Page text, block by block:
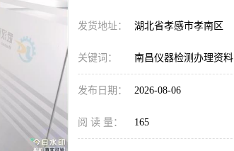
发货地址： 湖北省孝感市孝南区
关键词： 南昌仪器检测办理资料
发布日期： 2026-08-06
阅 读 量： 165